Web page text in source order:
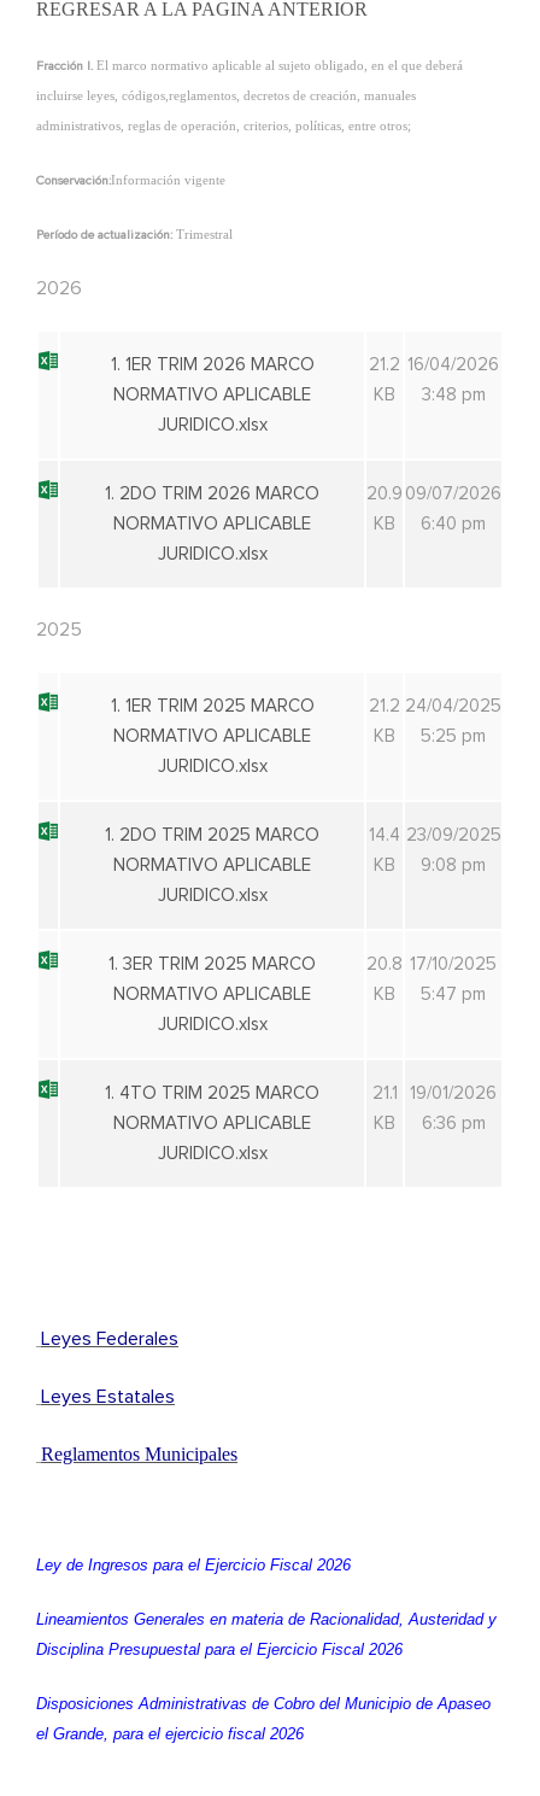
REGRESAR A LA PAGINA ANTERIOR
Fracción I. El marco normativo aplicable al sujeto obligado, en el que deberá
incluirse leyes, códigos,reglamentos, decretos de creación, manuales
administrativos, reglas de operación, criterios, políticas, entre otros;
Conservación:Información vigente
Período de actualización: Trimestral
2026
1. 1ER TRIM 2026 MARCO
NORMATIVO APLICABLE
JURIDICO.xlsx
21.2
KB
16/04/2026
3:48 pm
1. 2DO TRIM 2026 MARCO
NORMATIVO APLICABLE
JURIDICO.xlsx
20.9
KB
09/07/2026
6:40 pm
2025
1. 1ER TRIM 2025 MARCO
NORMATIVO APLICABLE
JURIDICO.xlsx
21.2
KB
24/04/2025
5:25 pm
1. 2DO TRIM 2025 MARCO
NORMATIVO APLICABLE
JURIDICO.xlsx
14.4
KB
23/09/2025
9:08 pm
1. 3ER TRIM 2025 MARCO
NORMATIVO APLICABLE
JURIDICO.xlsx
20.8
KB
17/10/2025
5:47 pm
1. 4TO TRIM 2025 MARCO
NORMATIVO APLICABLE
JURIDICO.xlsx
21.1
KB
19/01/2026
6:36 pm
Leyes Federales
Leyes Estatales
Reglamentos Municipales
Ley de Ingresos para el Ejercicio Fiscal 2026
Lineamientos Generales en materia de Racionalidad, Austeridad y
Disciplina Presupuestal para el Ejercicio Fiscal 2026
Disposiciones Administrativas de Cobro del Municipio de Apaseo
el Grande, para el ejercicio fiscal 2026